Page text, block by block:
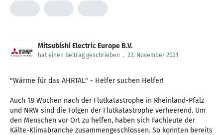
Mitsubishi Electric Europe B.V.
hat einen Beitrag geschrieben . 22. November 2021
"Wärme für das AHRTAL" - Helfer suchen Helfer!
Auch 18 Wochen nach der Flutkatastrophe in Rheinland-Pfalz
und NRW sind die Folgen der Flutkatastrophe verheerend. Um
den Menschen vor Ort zu helfen, haben sich Fachleute der
Kälte-Klimabranche zusammengeschlossen. So konnten bereits